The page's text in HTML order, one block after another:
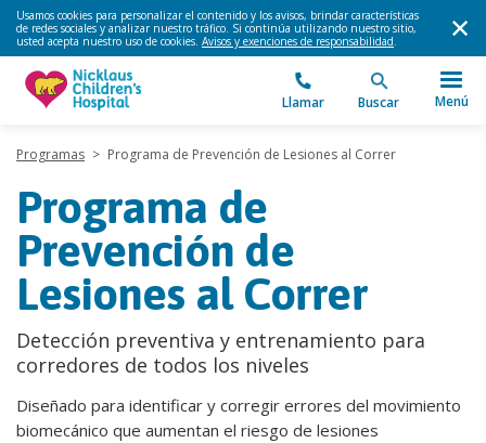
Usamos cookies para personalizar el contenido y los avisos, brindar características
de redes sociales y analizar nuestro tráfico. Si continúa utilizando nuestro sitio,
usted acepta nuestro uso de cookies. Avisos y exenciones de responsabilidad.
Llamar Buscar Menú
Programas > Programa de Prevención de Lesiones al Correr
Programa de
Prevención de
Lesiones al Correr
Detección preventiva y entrenamiento para
corredores de todos los niveles
Diseñado para identificar y corregir errores del movimiento
biomecánico que aumentan el riesgo de lesiones